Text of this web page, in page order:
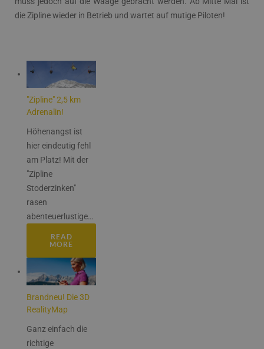
die Zipline wieder in Betrieb und wartet auf mutige Piloten!
"Zipline" 2,5 km
Adrenalin!
Höhenangst ist
hier eindeutig fehl
am Platz! Mit der
"Zipline
Stoderzinken"
rasen
abenteuerlustige…
READ
MORE
Brandneu! Die 3D
RealityMap
Ganz einfach die
richtige